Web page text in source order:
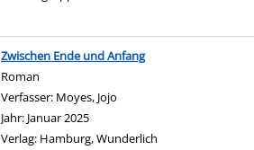
Zwischen Ende und Anfang
Roman
Verfasser: Moyes, Jojo
Jahr: Januar 2025
Verlag: Hamburg, Wunderlich